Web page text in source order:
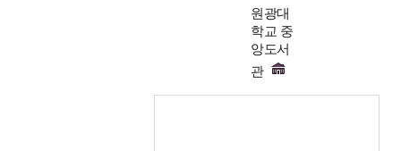
원광대
학교 중
앙도서
관